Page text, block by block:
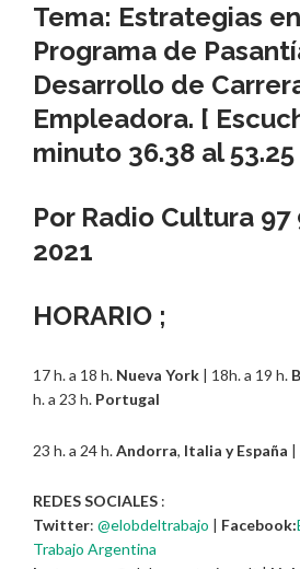
Tema: Estrategias
Programa de
Desarrollo de
Empleadora. [
minuto 36.38 al 53.25
Por Radio Cultura 97
2021
HORARIO ;
17 h. a 18 h. Nueva York | 18h. a 19 h.
h. a 23 h. Portugal
23 h. a 24 h.Andorra, Italia y España |
REDES SOCIALES :
Twitter: @elobdeltrabajo | Facebook:
Trabajo Argentina